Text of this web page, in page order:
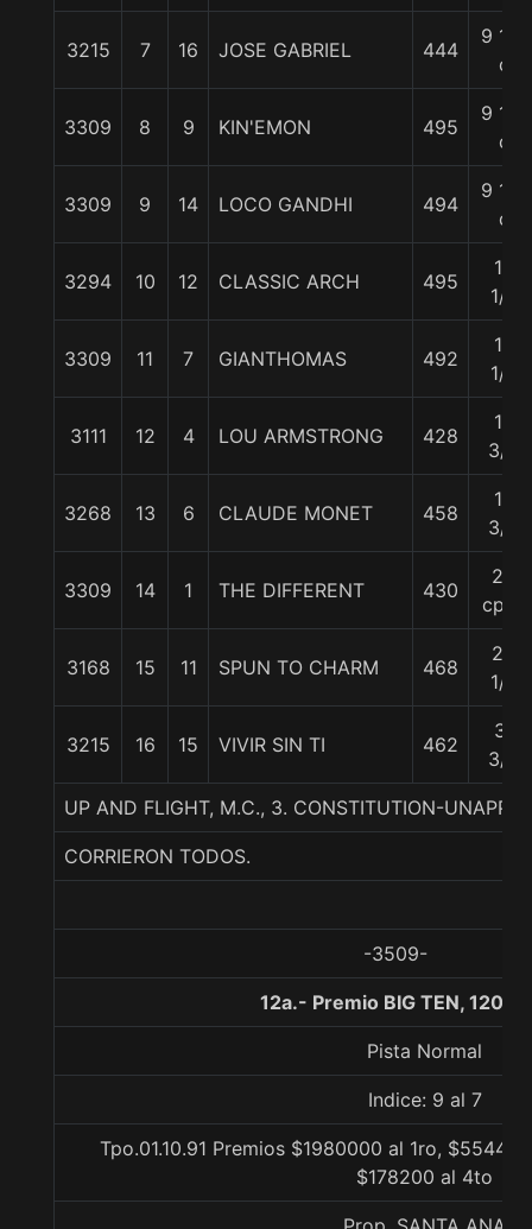
3215 7 16 JOSE GABRIEL 444
9 1/4
c
3309 8 9 KIN'EMON 495
9 1/2
c
3309 9 14 LOCO GANDHI 494
9 1/2
c
3294 10 12 CLASSIC ARCH 495
15
1/4
3309 11 7 GIANTHOMAS 492
15
1/4
3111 12 4 LOU ARMSTRONG 428
16
3/4
3268 13 6 CLAUDE MONET 458
18
3/4
3309 14 1 THE DIFFERENT 430
22
cpos
3168 15 11 SPUN TO CHARM 468
28
1/2
3215 16 15 VIVIR SIN TI 462
31
3/4
UP AND FLIGHT, M.C., 3. CONSTITUTION-
CORRIERON TODOS.
-3509-
12a.- Premio BIG TEN, 1200
Pista Normal
Indice: 9 al 7
Tpo.01.10.91 Premios $1980000 al 1ro,
$178200 al 4to